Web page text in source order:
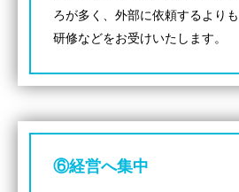
ろが多く、外部に依頼するより
研修などをお受けいたします。
⑥経営へ集中